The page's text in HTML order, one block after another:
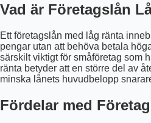
Vad är Företagslån
Ett företagslån med låg ränta
pengar utan att behöva betala
särskilt viktigt för småföretag som
ränta betyder att en större del av
minska lånets huvudbelopp
Fördelar med